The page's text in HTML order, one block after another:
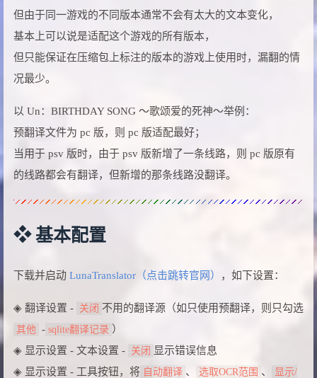
但由于同一游戏的不同版本通常不会有太大的文本变化，
基本上可以说是适配这个游戏的所有版本，
但只能保证在压缩包上标注的版本的游戏上使用时，漏翻的情
况最少。
以 Un：BIRTHDAY SONG ～歌颂爱的死神～举例：
预翻译文件为 pc 版，则 pc 版适配最好；
当用于 psv 版时，由于 psv 版新增了一条线路，则 pc 版原有
的线路都会有翻译，但新增的那条线路没翻译。
❖ 基本配置
下载并启动 LunaTranslator（点击跳转官网） ，如下设置：
◈ 翻译设置 - 关闭 不用的翻译源（如只使用预翻译，则只勾选
其他 - sqlite翻译记录 ）
◈ 显示设置 - 文本设置 - 关闭 显示错误信息
◈ 显示设置 - 工具按钮，将 自动翻译 、 选取OCR范围 、
显示/